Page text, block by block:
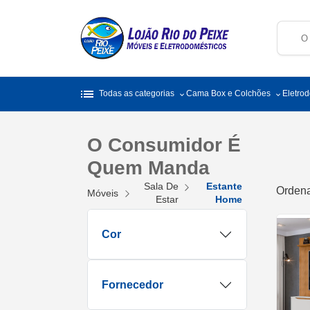
list Todas as categorias Cama Box e Colchões
O Consumidor É
Quem Manda
Móveis
Sala De
Estar
Estante
Home
Cor
Fornecedor